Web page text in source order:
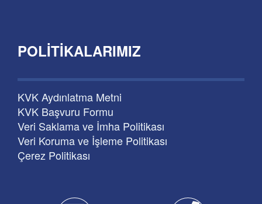
POLITIKALARIMIZ
KVK Aydınlatma Metni
KVK Başvuru Formu
Veri Saklama ve İmha Politikası
Veri Koruma ve İşleme Politikası
Çerez Politikası